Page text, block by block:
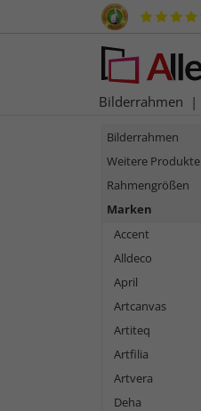
Bilderrahmen
Bilderrahmen
Weitere Produkte
Rahmengrößen
Marken
Accent
Alldeco
April
Artcanvas
Artiteq
Artfilia
Artvera
Deha